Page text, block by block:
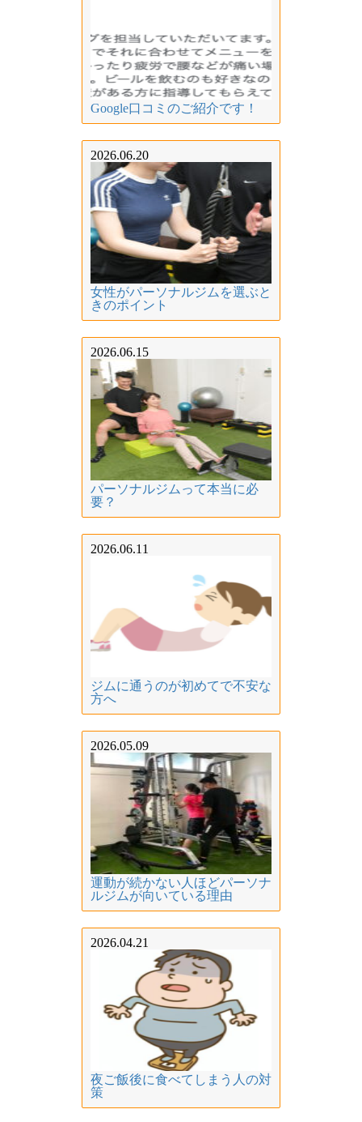
Google口コミのご紹介です！
2026.06.20
女性がパーソナルジムを選ぶと
きのポイント
2026.06.15
パーソナルジムって本当に必
要？
2026.06.11
ジムに通うのが初めてで不安な
方へ
2026.05.09
運動が続かない人ほどパーソナ
ルジムが向いている理由
2026.04.21
夜ご飯後に食べてしまう人の対
策